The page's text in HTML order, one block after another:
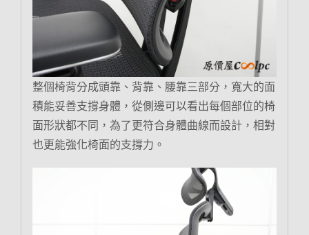
整個椅背分成頭靠、背靠、腰靠三部分，寬大的面
積能妥善支撐身體，從側邊可以看出每個部位的椅
面形狀都不同，為了更符合身體曲線而設計，相對
也更能強化椅面的支撐力。